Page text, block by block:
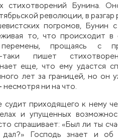
стихотворений Бунина.
революции, в разгар
погромов, Бунин
то, что происходит в
перемены, прощаясь с
таки пишет
еще, что ему удастся
лет за границей, но он
несмотря ни на что.
приходящего к нему
и упущенных
спрашивает: «Был ли ты
Господь знает и об